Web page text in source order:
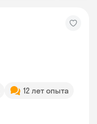
12 лет опыта